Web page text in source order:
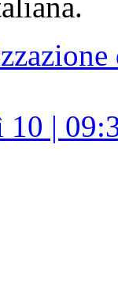
10 |